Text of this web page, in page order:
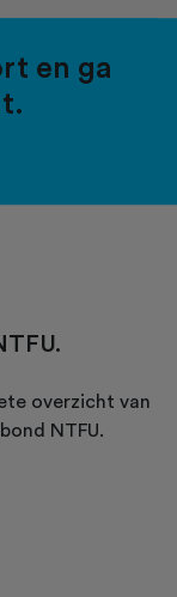
en ga
overzicht van
NTFU.